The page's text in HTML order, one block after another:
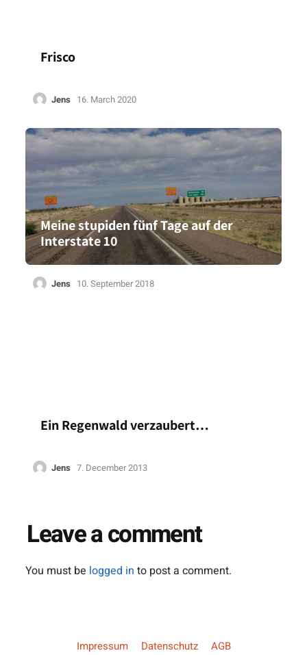
Frisco
Jens 16. March 2020
Meine stupiden fünf Tage auf der
Interstate 10
Jens 10. September 2018
Ein Regenwald verzaubert…
Jens 7. December 2013
Leave a comment
You must be logged in to post a comment.
Impressum Datenschutz AGB